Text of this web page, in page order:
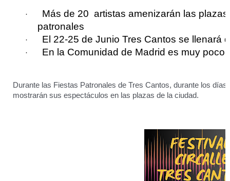
· Más de 20 artistas amenizarán las
patronales
· El 22-25 de Junio Tres Cantos se llenará
· En la Comunidad de Madrid es muy
Durante las Fiestas Patronales de Tres Cantos, durante los
mostrarán sus espectáculos en las plazas de la ciudad.